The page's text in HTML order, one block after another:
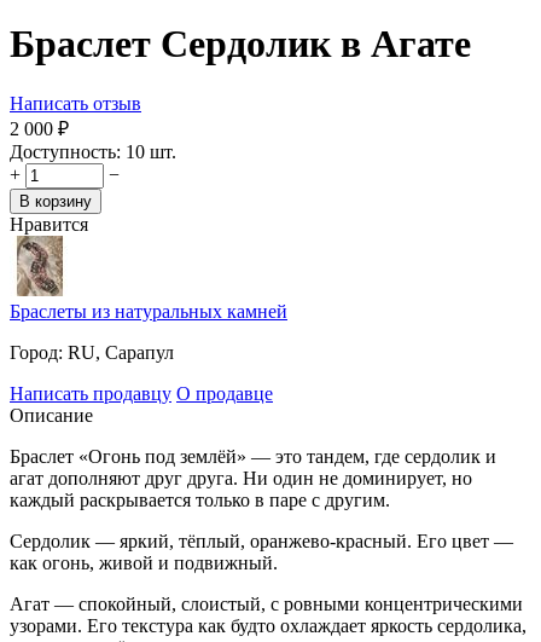
Браслет Сердолик в Агате
Написать отзыв
2 000 ₽
Доступность: 10 шт.
+
−
В корзину
Нравится
Браслеты из натуральных камней
Город: RU, Сарапул
Написать продавцу О продавце
Описание
Браслет «Огонь под землёй» — это тандем, где сердолик и
агат дополняют друг друга. Ни один не доминирует, но
каждый раскрывается только в паре с другим.
Сердолик — яркий, тёплый, оранжево-красный. Его цвет —
как огонь, живой и подвижный.
Агат — спокойный, слоистый, с ровными концентрическими
узорами. Его текстура как будто охлаждает яркость сердолика,